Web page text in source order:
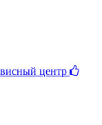
центр